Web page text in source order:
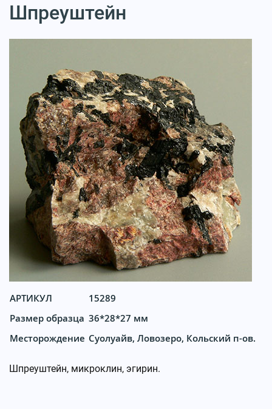
Шпреуштейн
АРТИКУЛ
15289
Размер образца 36*28*27 мм
Месторождение Суолуайв, Ловозеро, Кольский п-ов.
Шпреуштейн, микроклин, эгирин.